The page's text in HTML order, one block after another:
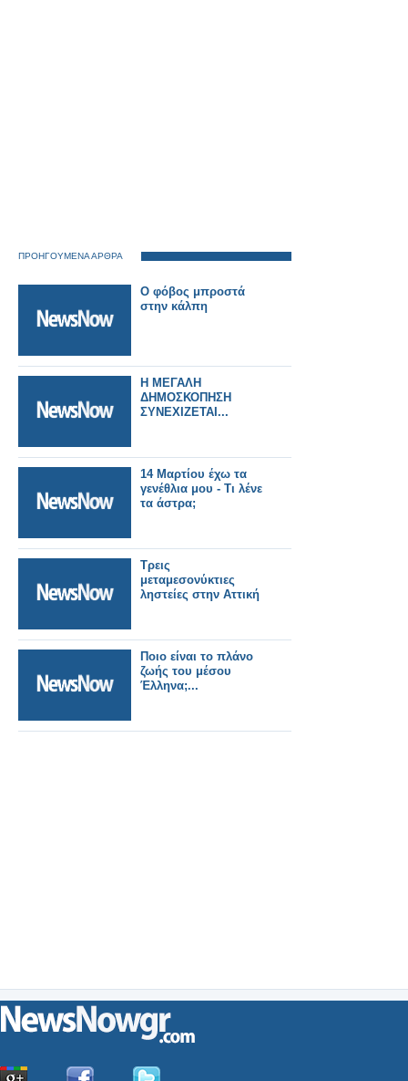
ΠΡΟΗΓΟΥΜΕΝΑ ΑΡΘΡΑ
Ο φόβος μπροστά
στην κάλπη
Η ΜΕΓΑΛΗ
ΔΗΜΟΣΚΟΠΗΣΗ
ΣΥΝΕΧΙΖΕΤΑΙ...
14 Μαρτίου έχω τα
γενέθλια μου - Τι λένε
τα άστρα;
Τρεις
μεταμεσονύκτιες
ληστείες στην Αττική
Ποιο είναι το πλάνο
ζωής του μέσου
Έλληνα;...